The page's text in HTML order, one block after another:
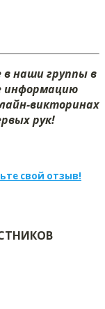
наши группы в
информацию
викторинах
рук!
свой отзыв!